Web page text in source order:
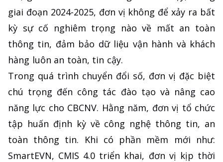
giai đoạn 2024-2025, đơn vị không để xảy ra bất
kỳ sự cố nghiêm trọng nào về mất an toàn
thông tin, đảm bảo dữ liệu vận hành và khách
hàng luôn an toàn, tin cậy.
Trong quá trình chuyển đổi số, đơn vị đặc biệt
chú trọng đến công tác đào tạo và nâng cao
năng lực cho CBCNV. Hằng năm, đơn vị tổ chức
tập huấn định kỳ về công nghệ thông tin, an
toàn thông tin. Khi có phần mềm mới như:
SmartEVN, CMIS 4.0 triển khai, đơn vị kịp thời